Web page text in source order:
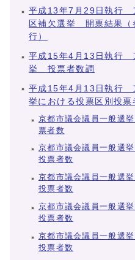
平成13年7月29日執行
区補欠選挙 開票結果（
行）
平成15年4月13日執行
挙 投票者数調
平成15年4月13日執行
挙における投票区別投票
京都市議会議員一般選
票者数
京都市議会議員一般選
投票者数
京都市議会議員一般選
投票者数
京都市議会議員一般選
投票者数
京都市議会議員一般選
投票者数